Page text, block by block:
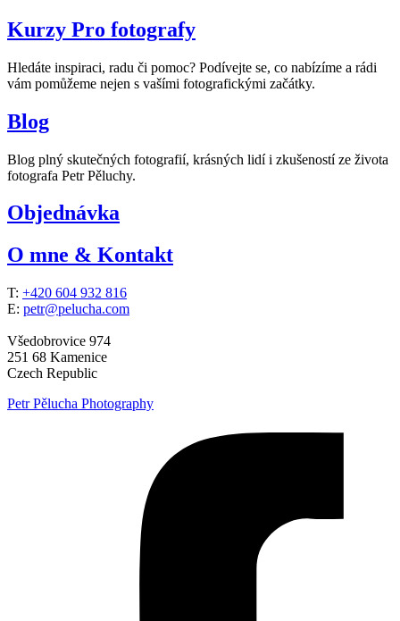
Kurzy Pro fotografy
Hledáte inspiraci, radu či pomoc? Podívejte se, co nabízíme a rádi
vám pomůžeme nejen s vašími fotografickými začátky.
Blog
Blog plný skutečných fotografií, krásných lidí i zkušeností ze života
fotografa Petr Pěluchy.
Objednávka
O mne & Kontakt
T: +420 604 932 816
E: petr@pelucha.com
Všedobrovice 974
251 68 Kamenice
Czech Republic
Petr Pělucha Photography